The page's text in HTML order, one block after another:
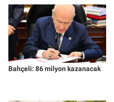
Bahçeli: 86 milyon kazanacak